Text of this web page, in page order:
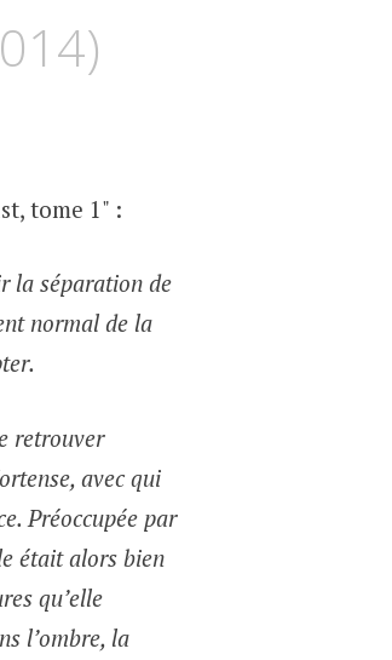
tome 1" :
la séparation de
normal de la
retrouver
avec qui
Préoccupée par
était alors bien
qu’elle
l’ombre, la